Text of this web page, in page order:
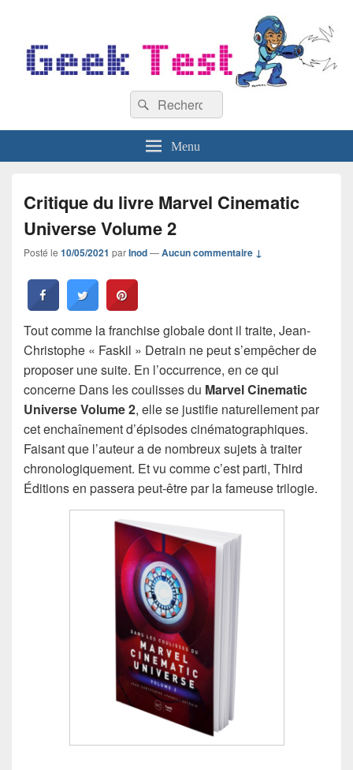
Recherche :
Rechercher
Menu
Critique du livre Marvel Cinematic
Universe Volume 2
Posté le 10/05/2021 parInod—Aucun commentaire ↓
Tout comme la franchise globale dont il traite, Jean-
Christophe « Faskil » Detrain ne peut s’empêcher de
proposer une suite. En l’occurrence, en ce qui
concerne Dans les coulisses du Marvel Cinematic
Universe Volume 2, elle se justifie naturellement par
cet enchaînement d’épisodes cinématographiques.
Faisant que l’auteur a de nombreux sujets à traiter
chronologiquement. Et vu comme c’est parti, Third
Éditions en passera peut-être par la fameuse trilogie.